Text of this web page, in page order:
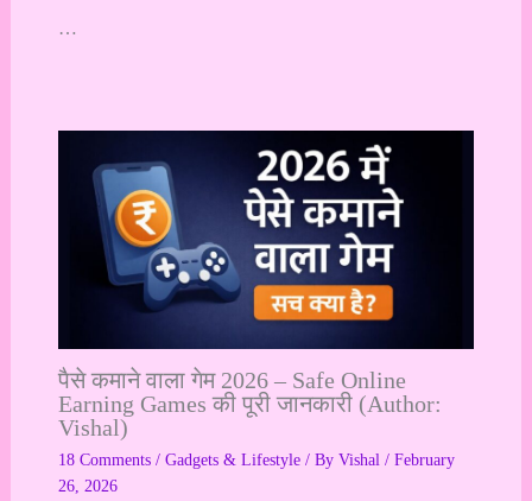
…
पैसे कमाने वाला गेम 2026 – Safe Online
Earning Games की पूरी जानकारी (Author:
Vishal)
18 Comments / Gadgets & Lifestyle/ By Vishal / February
26, 2026